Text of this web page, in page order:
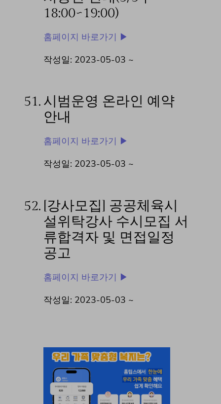
18:00~19:00)
홈페이지 바로가기 ▶
작성일: 2023-05-03 ~
51. 시범운영 온라인 예약
안내
홈페이지 바로가기 ▶
작성일: 2023-05-03 ~
52. [강사모집] 공공체육시
설위탁강사 수시모집 서
류합격자 및 면접일정
공고
홈페이지 바로가기 ▶
작성일: 2023-05-03 ~